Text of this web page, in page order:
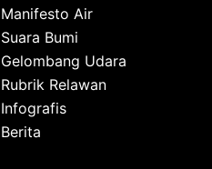
Manifesto Air
Suara Bumi
Gelombang Udara
Rubrik Relawan
Infografis
Berita